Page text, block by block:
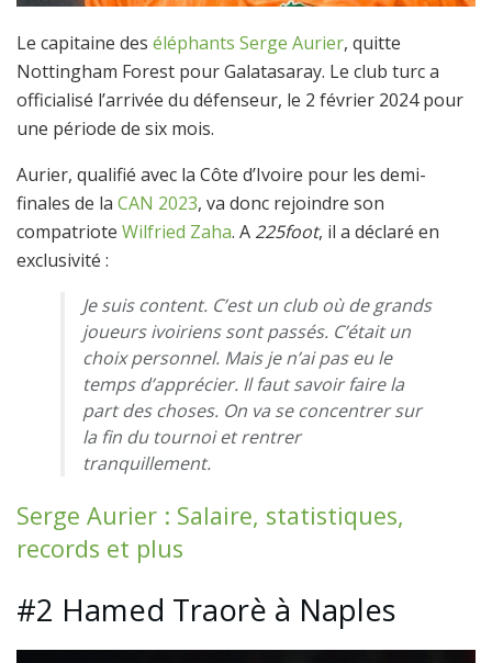
Le capitaine des éléphants Serge Aurier, quitte
Nottingham Forest pour Galatasaray. Le club turc a
officialisé l’arrivée du défenseur, le 2 février 2024 pour
une période de six mois.
Aurier, qualifié avec la Côte d’Ivoire pour les demi-
finales de la CAN 2023, va donc rejoindre son
compatriote Wilfried Zaha. A 225foot, il a déclaré en
exclusivité :
Je suis content. C’est un club où de grands
joueurs ivoiriens sont passés. C’était un
choix personnel. Mais je n’ai pas eu le
temps d’apprécier. Il faut savoir faire la
part des choses. On va se concentrer sur
la fin du tournoi et rentrer
tranquillement.
Serge Aurier : Salaire, statistiques,
records et plus
#2 Hamed Traorè à Naples